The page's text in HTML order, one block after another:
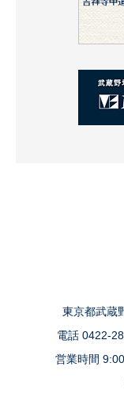
東京都武蔵
電話 0422-
営業時間